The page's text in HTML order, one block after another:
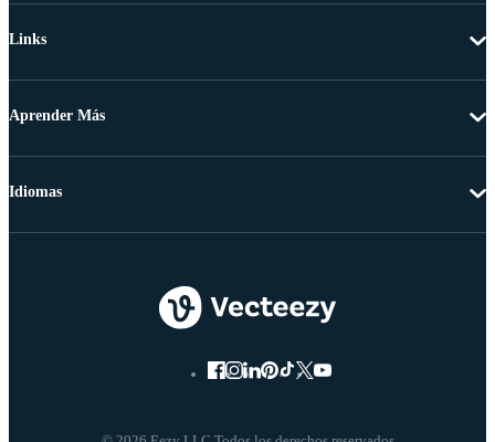
Links
Aprender Más
Idiomas